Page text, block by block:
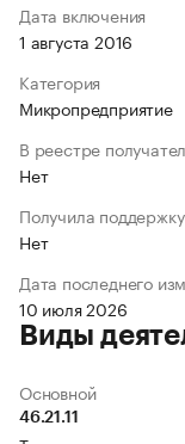
Дата включения
1 августа 2016
Категория
Микропредприятие
В реестре
Нет
Получила
Нет
Дата последнего
10 июля 2026
Виды
Основной
46.21.11